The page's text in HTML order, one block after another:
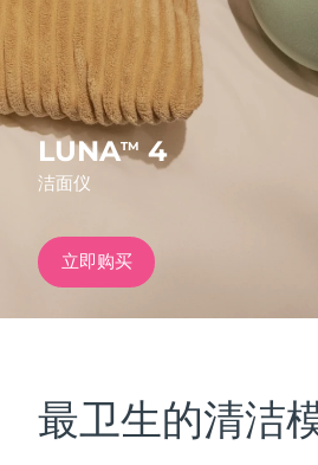
LUNATM4
洁面仪
立即购买
最卫生的清洁
热门产品
特别优惠
红光疗法
西班牙
澳大利亚
法国
德国
加拿大
奥地利